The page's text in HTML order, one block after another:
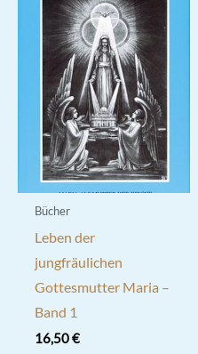
Bücher
Leben der
jungfräulichen
Gottesmutter Maria –
Band 1
16,50€